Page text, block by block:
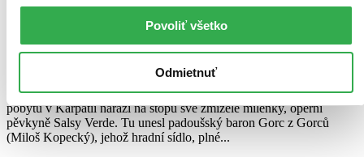
Povoliť všetko
Odmietnuť
Evelyna Steimarová
Rudolf Hrušínský
Hrabě Teleke z Tölökö (Michal Dočolomanský) během ozdravného
pobytu v Karpatii narazí na stopu své zmizelé milenky, operní
pěvkyně Salsy Verde. Tu unesl padoušský baron Gorc z Gorců
(Miloš Kopecký), jehož hradní sídlo, plné...